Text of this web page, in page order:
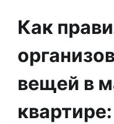
Как
вещей в
квартире: